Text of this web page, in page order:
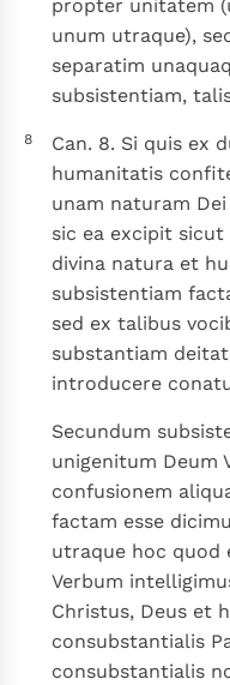
propter unitatem
unum utraque),
separatim
subsistentiam,
8
Can. 8. Si quis ex
humanitatis
unam naturam
sic ea excipit
divina natura et
subsistentiam
sed ex talibus
substantiam
introducere
Secundum
unigenitum Deum
confusionem
factam esse
utraque hoc quod
Verbum
Christus, Deus et
consubstantialis
consubstantialis